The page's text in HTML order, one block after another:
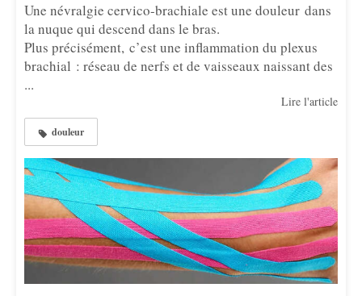
Une névralgie cervico-brachiale est une douleur dans
la nuque qui descend dans le bras.
Plus précisément, c’est une inflammation du plexus
brachial : réseau de nerfs et de vaisseaux naissant des
...
Lire l'article
douleur